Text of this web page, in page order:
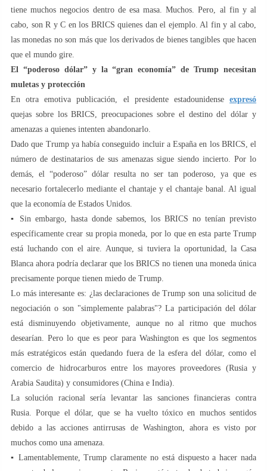
tiene muchos negocios dentro de esa masa. Muchos. Pero, al fin y al
cabo, son R y C en los BRICS quienes dan el ejemplo. Al fin y al cabo,
las monedas no son más que los derivados de bienes tangibles que hacen
que el mundo gire.
El “poderoso dólar” y la “gran economía” de Trump necesitan
muletas y protección
En otra emotiva publicación, el presidente estadounidense expresó
quejas sobre los BRICS, preocupaciones sobre el destino del dólar y
amenazas a quienes intenten abandonarlo.
Dado que Trump ya había conseguido incluir a España en los BRICS, el
número de destinatarios de sus amenazas sigue siendo incierto. Por lo
demás, el “poderoso” dólar resulta no ser tan poderoso, ya que es
necesario fortalecerlo mediante el chantaje y el chantaje banal. Al igual
que la economía de Estados Unidos.
▪️ Sin embargo, hasta donde sabemos, los BRICS no tenían previsto
específicamente crear su propia moneda, por lo que en esta parte Trump
está luchando con el aire. Aunque, si tuviera la oportunidad, la Casa
Blanca ahora podría declarar que los BRICS no tienen una moneda única
precisamente porque tienen miedo de Trump.
Lo más interesante es: ¿las declaraciones de Trump son una solicitud de
negociación o son "simplemente palabras"? La participación del dólar
está disminuyendo objetivamente, aunque no al ritmo que muchos
desearían. Pero lo que es peor para Washington es que los segmentos
más estratégicos están quedando fuera de la esfera del dólar, como el
comercio de hidrocarburos entre los mayores proveedores (Rusia y
Arabia Saudita) y consumidores (China e India).
La solución racional sería levantar las sanciones financieras contra
Rusia. Porque el dólar, que se ha vuelto tóxico en muchos sentidos
debido a las acciones antirrusas de Washington, ahora es visto por
muchos como una amenaza.
▪️ Lamentablemente, Trump claramente no está dispuesto a hacer nada